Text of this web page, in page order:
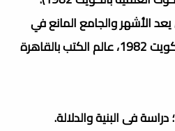
الأشهر والجامع المانع في
مادته ورؤاه (دار العروبة بالكويت 1982، عالم الكتب بالقاهرة
فى البنية والدلالة.